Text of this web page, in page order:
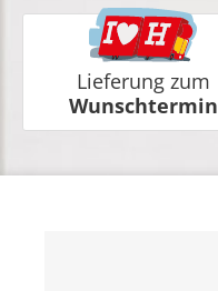
Lieferung zum
Wunschtermin